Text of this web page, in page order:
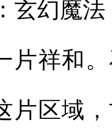
玄幻魔
片祥和
片区域